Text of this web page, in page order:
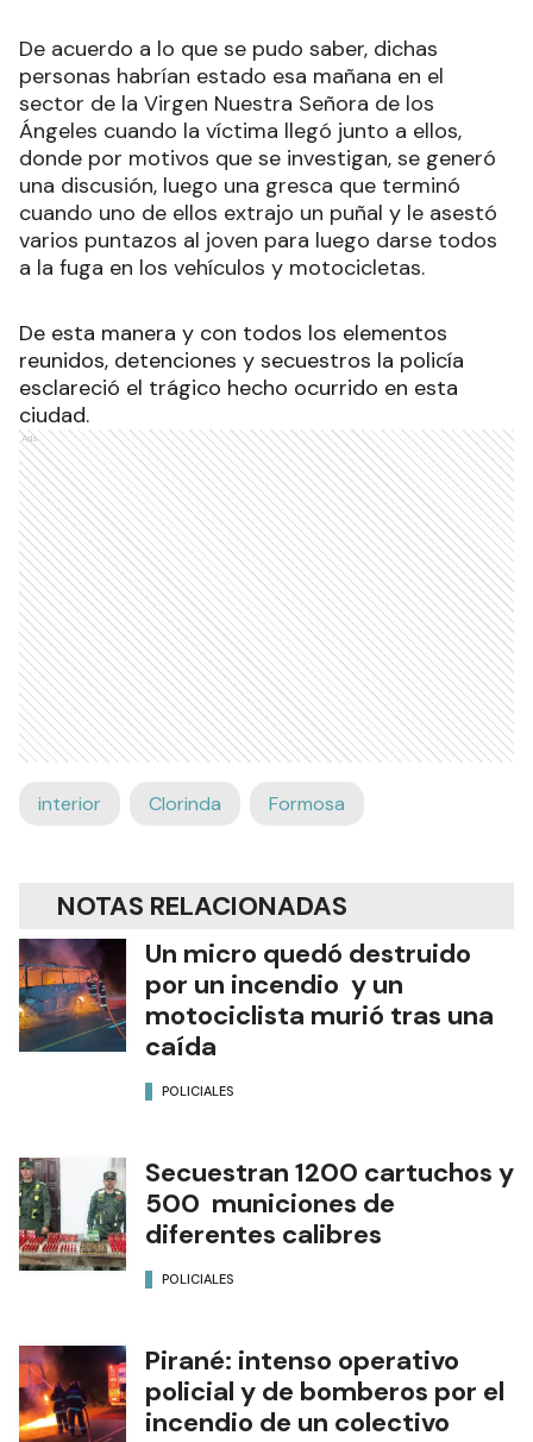
De acuerdo a lo que se pudo saber, dichas
personas habrían estado esa mañana en el
sector de la Virgen Nuestra Señora de los
Ángeles cuando la víctima llegó junto a ellos,
donde por motivos que se investigan, se generó
una discusión, luego una gresca que terminó
cuando uno de ellos extrajo un puñal y le asestó
varios puntazos al joven para luego darse todos
a la fuga en los vehículos y motocicletas.
De esta manera y con todos los elementos
reunidos, detenciones y secuestros la policía
esclareció el trágico hecho ocurrido en esta
ciudad.
Ads
interior Clorinda Formosa
NOTAS RELACIONADAS
Un micro quedó destruido
por un incendio y un
motociclista murió tras una
caída
POLICIALES
Secuestran 1200 cartuchos y
500 municiones de
diferentes calibres
POLICIALES
Pirané: intenso operativo
policial y de bomberos por el
incendio de un colectivo